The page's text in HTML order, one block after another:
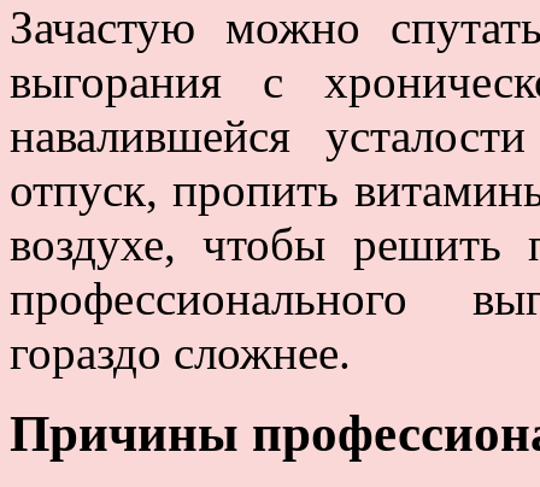
Зачастую можно
выгорания с
навалившейся
отпуск, пропить
воздухе, чтобы
профессионального
гораздо сложнее.
Причины